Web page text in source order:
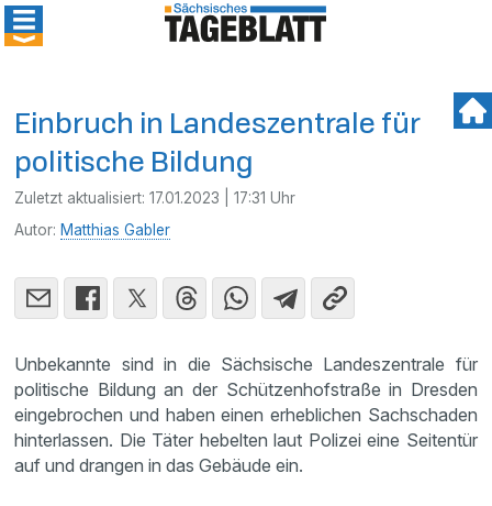
Einbruch in Landeszentrale für
politische Bildung
Zuletzt aktualisiert:17.01.2023 | 17:31 Uhr
Autor: Matthias Gabler
Unbekannte sind in die Sächsische Landeszentrale für
politische Bildung an der Schützenhofstraße in Dresden
eingebrochen und haben einen erheblichen Sachschaden
hinterlassen. Die Täter hebelten laut Polizei eine Seitentür
auf und drangen in das Gebäude ein.